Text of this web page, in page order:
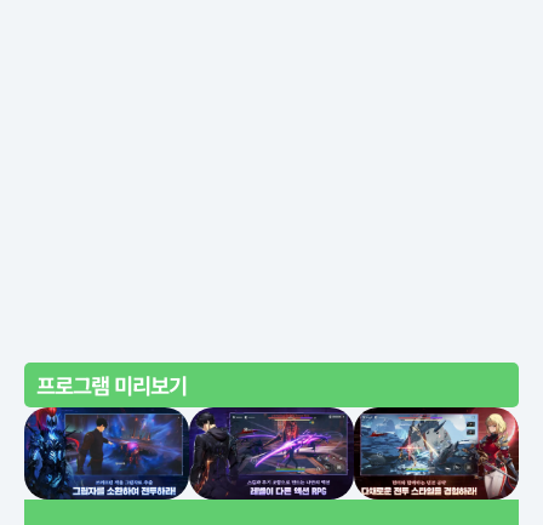
프로그램 미리보기